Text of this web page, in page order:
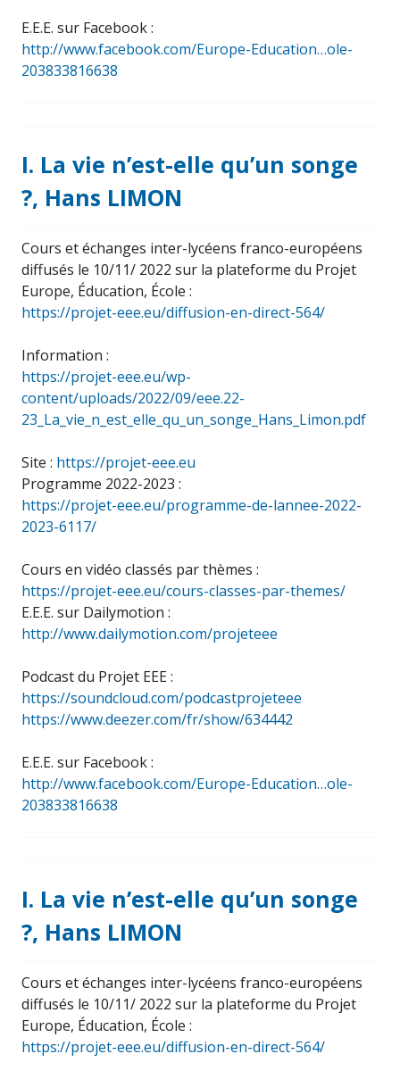
E.E.E. sur Facebook :
http://www.facebook.com/Europe-Education…ole-
203833816638
I. La vie n’est-elle qu’un songe
?, Hans LIMON
Cours et échanges inter-lycéens franco-européens
diffusés le 10/11/ 2022 sur la plateforme du Projet
Europe, Éducation, École :
https://projet-eee.eu/diffusion-en-direct-564/
Information :
https://projet-eee.eu/wp-
content/uploads/2022/09/eee.22-
23_La_vie_n_est_elle_qu_un_songe_Hans_Limon.pdf
Site : https://projet-eee.eu
Programme 2022-2023 :
https://projet-eee.eu/programme-de-lannee-2022-
2023-6117/
Cours en vidéo classés par thèmes :
https://projet-eee.eu/cours-classes-par-themes/
E.E.E. sur Dailymotion :
http://www.dailymotion.com/projeteee
Podcast du Projet EEE :
https://soundcloud.com/podcastprojeteee
https://www.deezer.com/fr/show/634442
E.E.E. sur Facebook :
http://www.facebook.com/Europe-Education…ole-
203833816638
I. La vie n’est-elle qu’un songe
?, Hans LIMON
Cours et échanges inter-lycéens franco-européens
diffusés le 10/11/ 2022 sur la plateforme du Projet
Europe, Éducation, École :
https://projet-eee.eu/diffusion-en-direct-564/